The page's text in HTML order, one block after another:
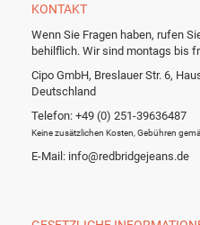
KONTAKT
Wenn Sie Fragen haben, rufen
behilflich. Wir sind montags bis
Cipo GmbH, Breslauer Str. 6,
Deutschland
Telefon: +49 (0) 251-39636487
Keine zusätzlichen Kosten, Gebühren
E-Mail: info@redbridgejeans.de